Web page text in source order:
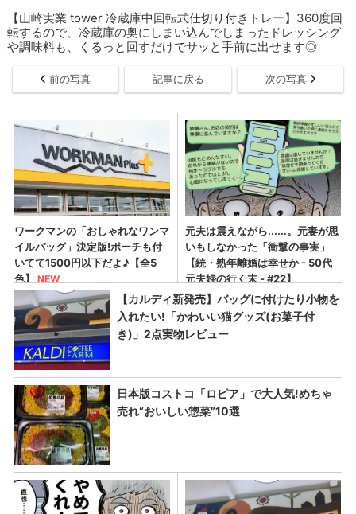
【山崎実業 tower 冷蔵庫中回転式仕切り付きトレー】360度回
転するので、冷蔵庫の奥にしまい込んでしまったドレッシング
や調味料も、くるっと回すだけでサッと手前に出せます◎
前の写真 記事に戻る 次の写真